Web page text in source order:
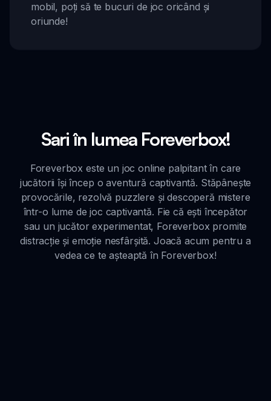
mobil, poți să te bucuri de joc oricând și
oriunde!
Sari în lumea Foreverbox!
Foreverbox este un joc online palpitant în care
jucătorii își încep o aventură captivantă. Stăpânește
provocările, rezolvă puzzlere și descoperă mistere
într-o lume de joc captivantă. Fie că ești începător
sau un jucător experimentat, Foreverbox promite
distracție și emoție nesfârșită. Joacă acum pentru a
vedea ce te așteaptă în Foreverbox!